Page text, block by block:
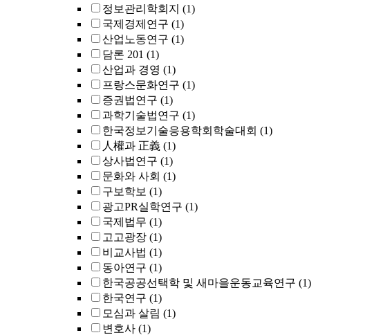
정보관리학회지 (1)
국제경제연구 (1)
산업노동연구 (1)
담론 201 (1)
산업과 경영 (1)
프랑스문화연구 (1)
증권법연구 (1)
과학기술법연구 (1)
한국정보기술응용학회학술대회 (1)
人權과 正義 (1)
상사법연구 (1)
문화와 사회 (1)
구보학보 (1)
광고PR실학연구 (1)
국제법무 (1)
고고광장 (1)
비교사법 (1)
동아연구 (1)
한국공공선택학 및 새마을운동교육연구 (1)
한국연구 (1)
모심과 살림 (1)
변호사 (1)